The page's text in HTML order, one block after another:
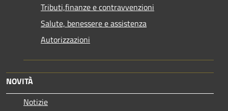
Tributi,finanze e contravvenzioni
Salute, benessere e assistenza
Autorizzazioni
NOVITÀ
Notizie